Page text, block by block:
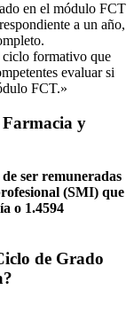
en el módulo FCT
a un año,
ciclo formativo que
evaluar si
FCT.»
y
ser remuneradas
(SMI) que
o 1.4594
de Grado